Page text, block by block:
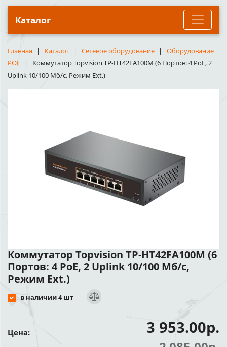
Каталог
Главная Каталог Сетевое оборудование
Оборудование
POE
Коммутатор Topvision TP-HT42FA100M (6 Портов: 4 PoE, 2
Uplink 10/100 Мб/с, Режим Ext.)
Коммутатор Topvision TP-HT42FA100M (6
Портов: 4 PoE, 2 Uplink 10/100 Мб/с,
Режим Ext.)
в наличии 4 шт
Цена: 3 953.00р.